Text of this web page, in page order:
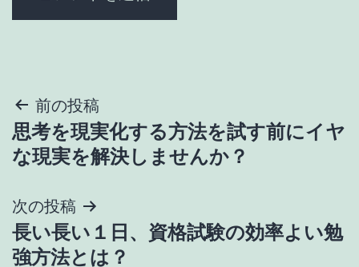
投
稿
ビ
ゲ
前の投稿
思考を現実化する方法を試す前にイヤ
な現実を解決しませんか？
次の投稿
長い長い１日、資格試験の効率よい勉
強方法とは？